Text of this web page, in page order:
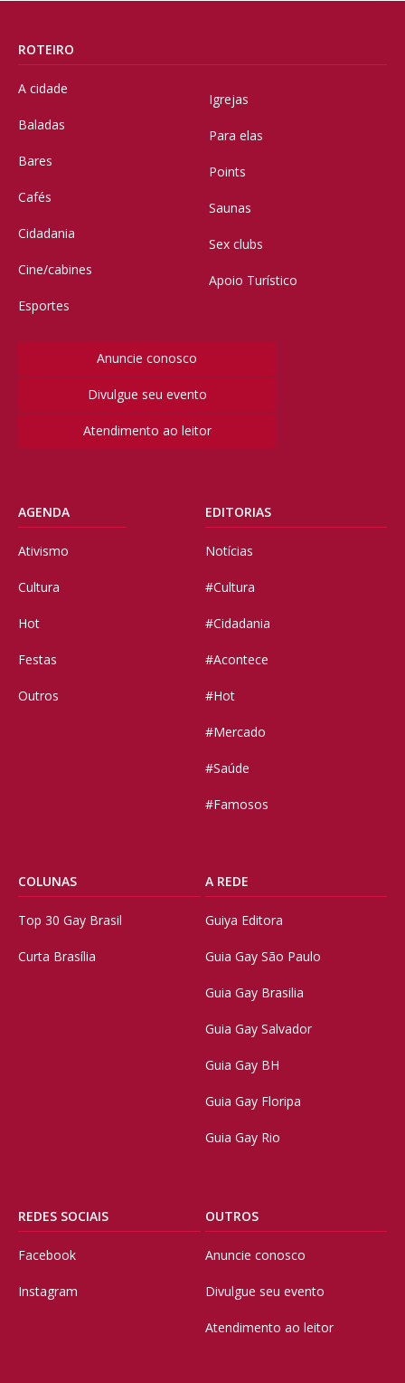
ROTEIRO
A cidade
Baladas
Bares
Cafés
Cidadania
Cine/cabines
Esportes
Igrejas
Para elas
Points
Saunas
Sex clubs
Apoio Turístico
Anuncie conosco
Divulgue seu evento
Atendimento ao leitor
AGENDA
Ativismo
Cultura
Hot
Festas
Outros
EDITORIAS
Notícias
#Cultura
#Cidadania
#Acontece
#Hot
#Mercado
#Saúde
#Famosos
COLUNAS
Top 30 Gay Brasil
Curta Brasília
A REDE
Guiya Editora
Guia Gay São Paulo
Guia Gay Brasilia
Guia Gay Salvador
Guia Gay BH
Guia Gay Floripa
Guia Gay Rio
REDES SOCIAIS
Facebook
Instagram
OUTROS
Anuncie conosco
Divulgue seu evento
Atendimento ao leitor